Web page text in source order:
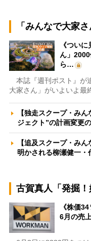
「みんなで大家
《つい
ん」
ら…
本誌『週刊ポスト』が
大家さん」がいよいよ
【独走スクープ・み
ジェクト”の計画変更
【追及スクープ・み
明かされる柳瀬健一
古賀真人「発掘！
《株価
6月の売